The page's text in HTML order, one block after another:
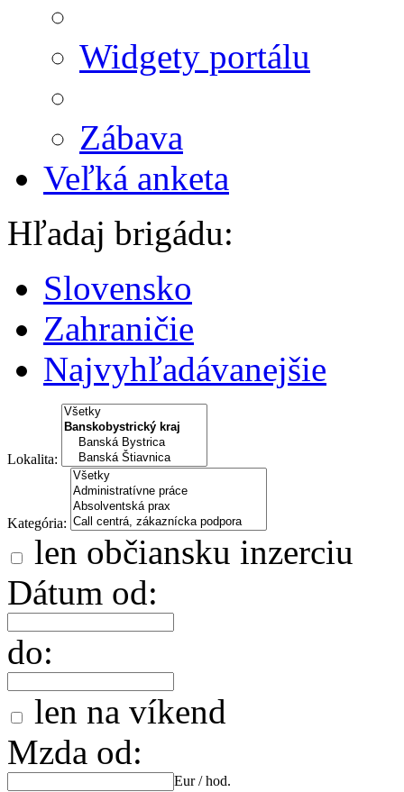
Widgety portálu
Zábava
Veľká anketa
Hľadaj brigádu:
Slovensko
Zahraničie
Najvyhľadávanejšie
Lokalita:
Kategória:
len občiansku inzerciu
Dátum od:
do:
len na víkend
Mzda od:
Eur / hod.